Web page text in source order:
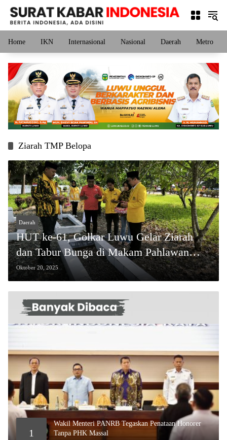
Langsung
konten
Home IKN Internasional Nasional Daerah Metro
Ziarah TMP Belopa
Daerah
HUT ke-61, Golkar Luwu Gelar Ziarah
dan Tabur Bunga di Makam Pahlawan
Belopa
Oktober 20, 2025
1
Wakil Menteri PANRB Tegaskan Penataan Honorer
Tanpa PHK Massal